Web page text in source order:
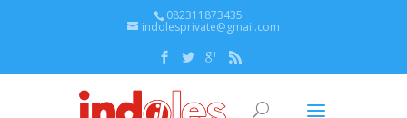
082311873435
indolesprivate@gmail.com